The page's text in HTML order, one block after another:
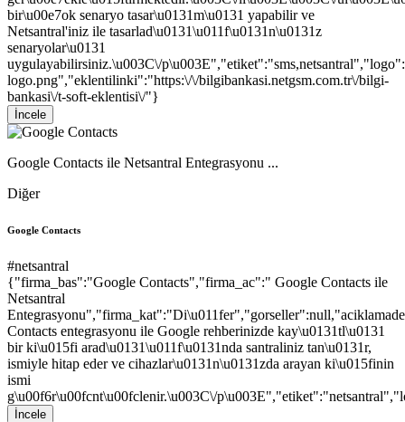
bir\u00e7ok senaryo tasar\u0131m\u0131 yapabilir ve
Netsantral'iniz ile tasarlad\u0131\u011f\u0131n\u0131z
senaryolar\u0131
uygulayabilirsiniz.\u003C\/
logo.png","eklentilinki":"https:\/\/bilgibankasi.netgsm.com.tr\/bilgi-
bankasi\/t-soft-eklentisi\/"}
İncele
Google Contacts ile Netsantral Entegrasyonu ...
Diğer
Google Contacts
#netsantral
{"firma_bas":"Google Contacts","firma_ac":" Google Contacts ile
Netsantral
Contacts entegrasyonu ile Google rehberinizde kay\u0131tl\u0131
bir ki\u015fi arad\u0131\u011f\u0131nda santraliniz tan\u0131r,
ismiyle hitap eder ve cihazlar\u0131n\u0131zda arayan ki\u015finin
ismi
g\u00f6r\u00fcnt\u00fclenir.\u003C\/
İncele